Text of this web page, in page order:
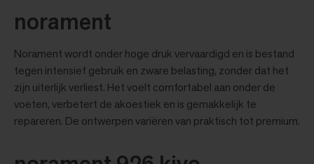
norament
Norament wordt onder hoge druk vervaardigd en is bestand
tegen intensief gebruik en zware belasting, zonder dat het
zijn uiterlijk verliest. Het voelt comfortabel aan onder de
voeten, verbetert de akoestiek en is gemakkelijk te
repareren. De ontwerpen variëren van praktisch tot premium.